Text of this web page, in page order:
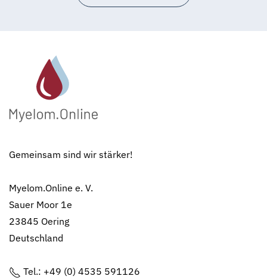
Gemeinsam sind wir stärker!
Myelom.Online e. V.
Sauer Moor 1e
23845 Oering
Deutschland
Tel.: +49 (0) 4535 591126